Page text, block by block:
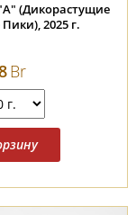
(Дикорастущие
2025 г.
Br